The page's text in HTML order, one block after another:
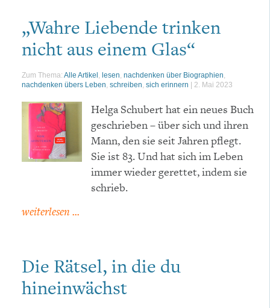
„Wahre Liebende trinken
nicht aus einem Glas“
Zum Thema: Alle Artikel lesen nachdenken über Biographien
nachdenken übers Leben schreiben sich erinnern | 2. Mai 2023
Helga Schubert hat ein neues Buch
geschrieben – über sich und ihren
Mann, den sie seit Jahren pflegt.
Sie ist 83. Und hat sich im Leben
immer wieder gerettet, indem sie
schrieb.
weiterlesen ...
Die Rätsel, in die du
hineinwächst